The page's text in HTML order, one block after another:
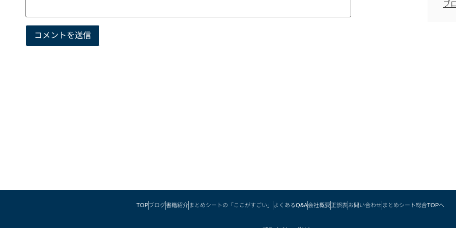
ブ
TOP ブログ書籍紹介 まとめシートの「ここがすごい」 よくあるQ&A会社概要 正誤表 お問い合わせ まとめシート総合TOPへ